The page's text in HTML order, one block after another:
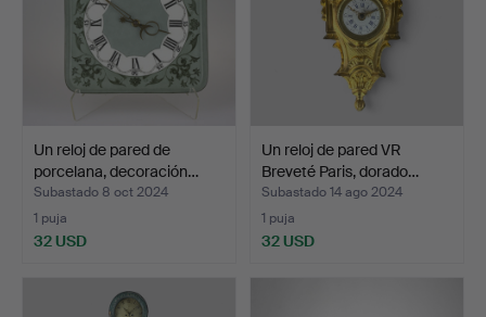
Un reloj de pared de
porcelana, decoración…
Subastado 8 oct 2024
1 puja
32 USD
Un reloj de pared VR
Breveté Paris, dorado…
Subastado 14 ago 2024
1 puja
32 USD